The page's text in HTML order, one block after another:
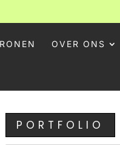
OVER ONS
PORTFOLIO